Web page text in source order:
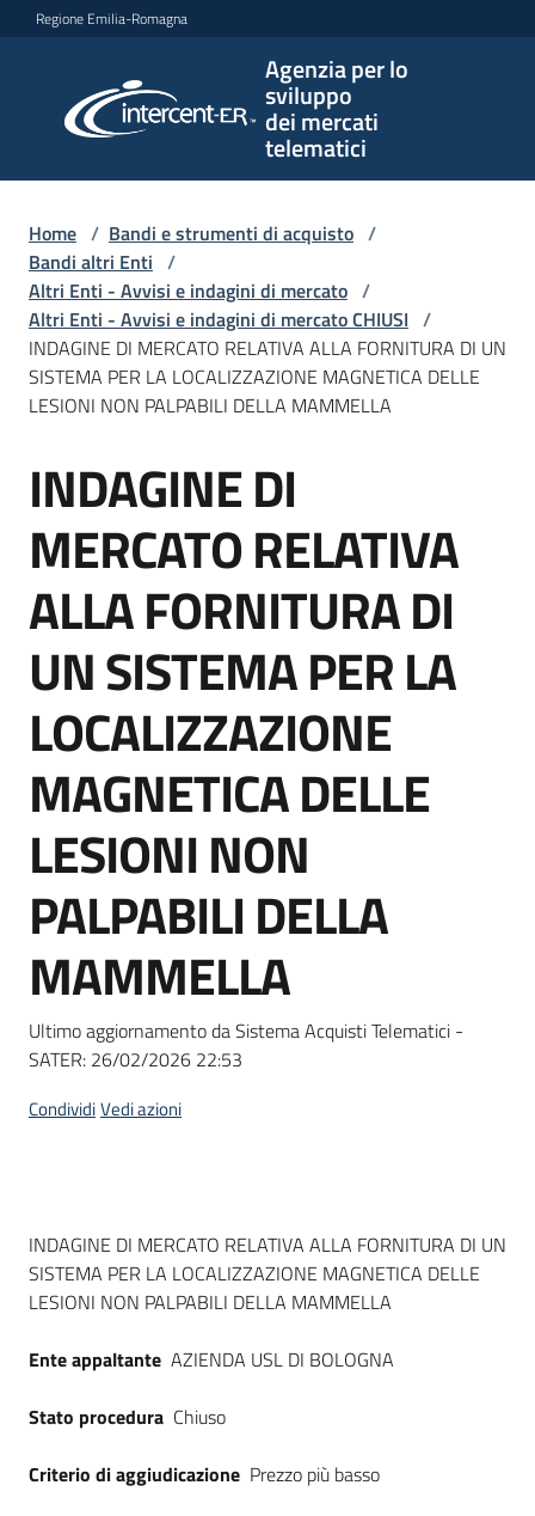
Vai al contenuto
Vai alla navigazione
Vai al footer
Regione Emilia-Romagna
Agenzia per lo
sviluppo
dei mercati
telematici
per lo
sviluppo
telematici
L'Agenzia
e
strumenti
acquisto
Supporto
Piattaforme
telematiche
English
site
su
Home / Bandi e strumenti di acquisto /
Bandi altri Enti /
Altri Enti - Avvisi e indagini di mercato /
Altri Enti - Avvisi e indagini di mercato CHIUSI /
INDAGINE DI MERCATO RELATIVA ALLA FORNITURA DI UN
SISTEMA PER LA LOCALIZZAZIONE MAGNETICA DELLE
LESIONI NON PALPABILI DELLA MAMMELLA
Salta al contenuto
INDAGINE DI
MERCATO RELATIVA
ALLA FORNITURA DI
UN SISTEMA PER LA
LOCALIZZAZIONE
MAGNETICA DELLE
LESIONI NON
PALPABILI DELLA
MAMMELLA
Ultimo aggiornamento da Sistema Acquisti Telematici -
SATER: 26/02/2026 22:53
CondividiVedi azioni
Dati del bando
INDAGINE DI MERCATO RELATIVA ALLA FORNITURA DI UN
SISTEMA PER LA LOCALIZZAZIONE MAGNETICA DELLE
LESIONI NON PALPABILI DELLA MAMMELLA
Ente appaltante AZIENDA USL DI BOLOGNA
Stato procedura Chiuso
Criterio di aggiudicazione Prezzo più basso